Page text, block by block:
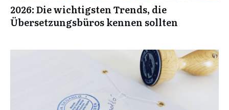
2026: Die wichtigsten Trends, die
Übersetzungsbüros kennen sollten